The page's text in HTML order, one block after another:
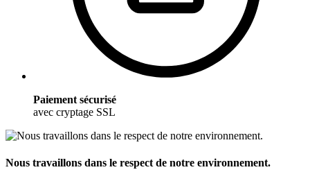
Paiement sécurisé
avec cryptage SSL
Nous travaillons dans le respect de notre environnement.